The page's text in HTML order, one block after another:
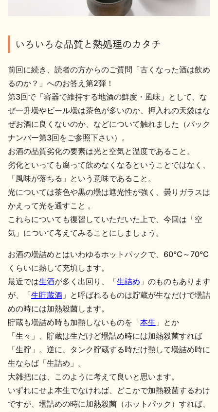
地酒解体新書
歳時記 地酒蔵元会検定
地酒川柳 地酒小説
日本酒の楽しみ方特集
地酒・イベント情報
いろいろな品質と熱処理のカタチ
前回に続き、読者の方からのご質問「古くなった酒は飲め
るのか？」へのお答え第2弾！
第3回で「容器で維持する地酒の鮮度・風味」として、な
ぜ一升壜やビール壜は茶色が多いのか、押入れの天袋はな
ぜお酒に良くないのか、などについて触れました（バック
ナンバー第3回をご参照下さい）。
お酒の品質劣化の要素は光と空気と温度であること。
劣化といっても腐って飲めなくなるということではなく、
「風味が落ちる」という意味であること。
光については茶色や黒の壜は遮光性が強く、曇りガラスは
かえって光を通すこと 。
これらについても復習していただいた上で、今回は「空
気」について考えてみることにしましょう。
お酒の壜詰めとはいわゆるホットパックで、60℃～70℃
くらいに熱して充填します。
最近では生酒が多く出回り、「生詰め 」のものもあります
が、「生貯蔵酒 」と呼ばれるものは貯蔵が生なだけで壜詰
めの時には加熱殺菌します。
貯蔵も壜詰め時も加熱しないものを「本生 」とか
「生々」、貯蔵は生だけど壜詰め時には加熱殺菌すれば
「生貯」。逆に、タンク貯蔵する時だけ熱して壜詰め時に
生ならば「生詰め」。
大雑把には、このように考えて良いと思います。
いずれにせよ本生でなければ、どこかで加熱殺菌するわけ
ですが、壜詰めの時に加熱殺菌（ホットパック）すれば、